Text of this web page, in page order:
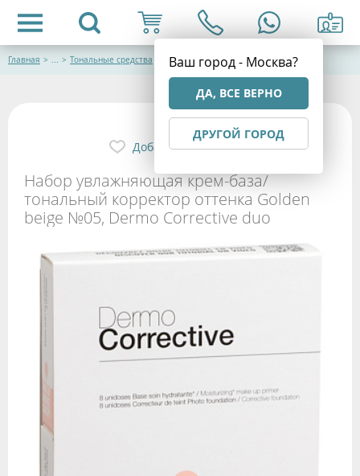
Ваш город - Москва?
ДА, ВСЕ ВЕРНО
ДРУГОЙ ГОРОД
Главная > ... > Тональные средства
Набор увлажняющая крем-база/
тональный корректор оттенка Golden
beige №05, Dermo Corrective duo
Добавить в избранное